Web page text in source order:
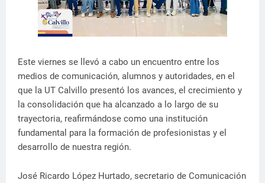
Este viernes se llevó a cabo un encuentro entre los
medios de comunicación, alumnos y autoridades, en el
que la UT Calvillo presentó los avances, el crecimiento y
la consolidación que ha alcanzado a lo largo de su
trayectoria, reafirmándose como una institución
fundamental para la formación de profesionistas y el
desarrollo de nuestra región.
José Ricardo López Hurtado, secretario de Comunicación